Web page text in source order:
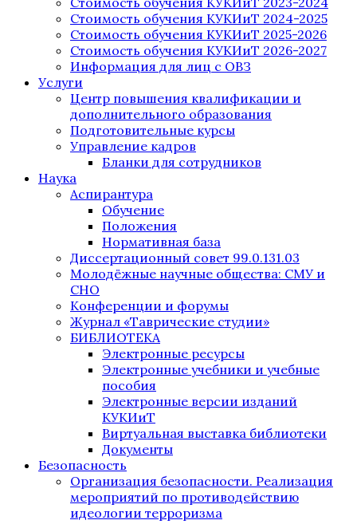
Стоимость обучения КУКИиТ 2024-2025
Стоимость обучения КУКИиТ 2025-2026
Стоимость обучения КУКИиТ 2026-2027
Информация для лиц с ОВЗ
Услуги
Центр повышения квалификации и
дополнительного образования
Подготовительные курсы
Управление кадров
Бланки для сотрудников
Наука
Аспирантура
Обучение
Положения
Нормативная база
Диссертационный совет 99.0.131.03
Молодёжные научные общества: СМУ и
СНО
Конференции и форумы
Журнал «Таврические студии»
БИБЛИОТЕКА
Электронные ресурсы
Электронные учебники и учебные
пособия
Электронные версии изданий
КУКИиТ
Виртуальная выставка библиотеки
Документы
Безопасность
Организация безопасности. Реализация
мероприятий по противодействию
идеологии терроризма